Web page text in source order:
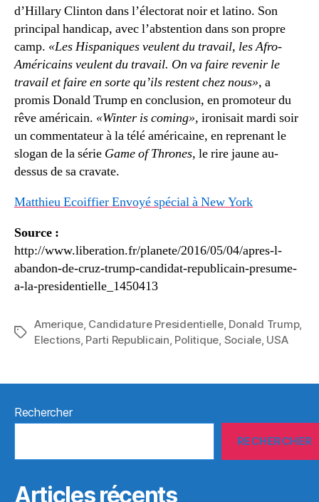
d’Hillary Clinton dans l’électorat noir et latino. Son
principal handicap, avec l’abstention dans son propre
camp. «Les Hispaniques veulent du travail, les Afro-
Américains veulent du travail. On va faire revenir le
travail et faire en sorte qu’ils restent chez nous», a
promis Donald Trump en conclusion, en promoteur du
rêve américain. «Winter is coming», ironisait mardi soir
un commentateur à la télé américaine, en reprenant le
slogan de la série Game of Thrones, le rire jaune au-
dessus de sa cravate.
Matthieu Ecoiffier Envoyé spécial à New York
Source :
http://www.liberation.fr/planete/2016/05/04/apres-l-
abandon-de-cruz-trump-candidat-republicain-presume-
a-la-presidentielle_1450413
Étiquettes
Amerique, Candidature Presidentielle, Donald Trump,
Elections, Parti Republicain, Politique, Sociale, USA
Rechercher
RECHERCHER
Articles récents